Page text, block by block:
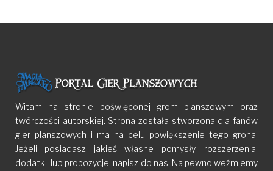
Witam na stronie poświęconej grom planszowym oraz
twórczości autorskiej. Strona została stworzona dla fanów
gier planszowych i ma na celu powiększenie tego grona.
Jeżeli posiadasz jakieś własne pomysły, rozszerzenia,
dodatki, lub propozycje, napisz do nas. Na pewno weźmiemy